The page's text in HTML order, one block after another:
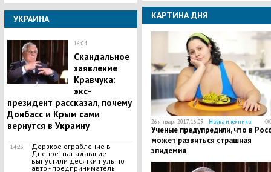
УКРАИНА
16:04
Скандальное
заявление
Кравчука:
экс-
президент рассказал, почему
Донбасс и Крым сами
вернутся в Украину
14:23
Дерзкое ограбление в
Днепре: нападавшие
выпустили десятки пуль по
авто - предприниматель
КАРТИНА ДНЯ
26 января 2017, 16:09 —Наука и техника
Ученые предупредили, что в
может развиться страшная
эпидемия